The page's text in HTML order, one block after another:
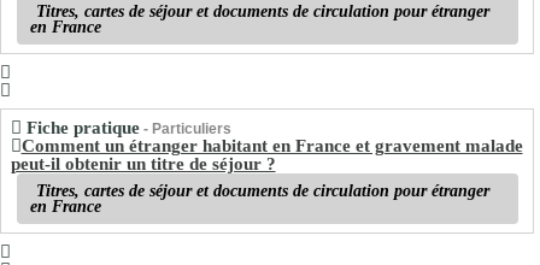
Titres, cartes de séjour et documents de circulation pour étranger
en France
Fiche pratique- Particuliers
Comment un étranger habitant en France et gravement malade
peut-il obtenir un titre de séjour ?
Titres, cartes de séjour et documents de circulation pour étranger
en France